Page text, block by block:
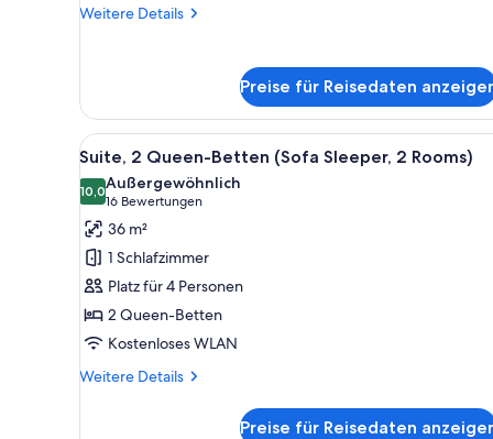
Weitere Details
Weitere
Betten
Preise für Reisedaten
Alle
Fotos
für
Suite,
2 Queen-
Betten
(Sofa
Sleeper,
2
Rooms)
Ein Hotelzimmer mit zwei
9
Suite, 2 Queen-Betten (Sofa Sleeper, 2 Rooms)
10,010,0 von 10
Außergewöhnlich
16 Bewertungen
(16
Bewertungen)
36 m²
1 Schlafzimmer
Platz für 4 Personen
2 Queen-Betten
Kostenloses WLAN
Weitere Details
Weitere
Preise für Reisedaten